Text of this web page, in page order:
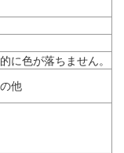
に色が落ちません。
他